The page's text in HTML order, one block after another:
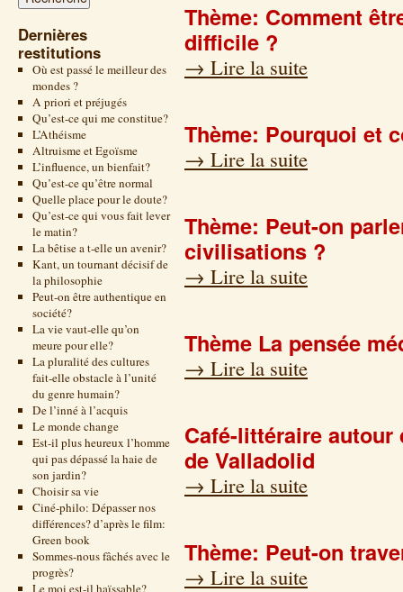
Dernières
restitutions
Où est passé le meilleur des
mondes ?
A priori et préjugés
Qu’est-ce qui me constitue?
L’Athéisme
Altruisme et Egoïsme
L’influence, un bienfait?
Qu’est-ce qu’être normal
Quelle place pour le doute?
Qu’est-ce qui vous fait lever
le matin?
La bêtise a t-elle un avenir?
Kant, un tournant décisif de
la philosophie
Peut-on être authentique en
société?
La vie vaut-elle qu’on
meure pour elle?
La pluralité des cultures
fait-elle obstacle à l’unité
du genre humain?
De l’inné à l’acquis
Le monde change
Est-il plus heureux l’homme
qui pas dépassé la haie de
son jardin?
Choisir sa vie
Ciné-philo: Dépasser nos
différences? d’après le film:
Green book
Sommes-nous fâchés avec le
progrès?
Le moi est-il haïssable?
Thème: Comment
difficile ?
→ Lire la suite
Thème: Pourquoi et
→ Lire la suite
Thème: Peut-on
civilisations ?
→ Lire la suite
Thème La pensée
→ Lire la suite
Café-littéraire autour
de Valladolid
→ Lire la suite
Thème: Peut-on
→ Lire la suite